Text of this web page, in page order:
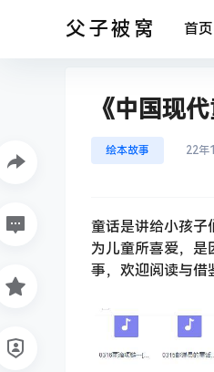
父子被窝 首页
《中国现
绘本故事 22年
童话是讲给小孩子
为儿童所喜爱，是
事，欢迎阅读与借